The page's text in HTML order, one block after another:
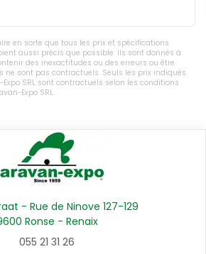
en sorte que tous les prix et spécifications
aussi précis que possible. Ils sont donnés à
des inexactitudes ou des erreurs ou être
ne sont pas contractuels. Seuls les prix indiqués
SRL sont contractuels selon les conditions
Expo SRL.
- Rue de Ninove 127-129
Ronse - Renaix
055 21 31 26